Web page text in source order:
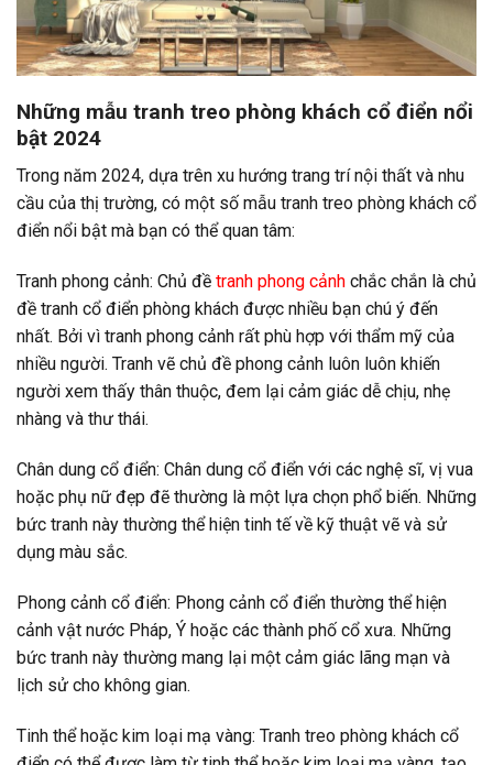
Những mẫu tranh treo phòng khách cổ điển nổi
bật 2024
Trong năm 2024, dựa trên xu hướng trang trí nội thất và nhu
cầu của thị trường, có một số mẫu tranh treo phòng khách cổ
điển nổi bật mà bạn có thể quan tâm:
Tranh phong cảnh: Chủ đề tranh phong cảnh chắc chắn là chủ
đề tranh cổ điển phòng khách được nhiều bạn chú ý đến
nhất. Bởi vì tranh phong cảnh rất phù hợp với thẩm mỹ của
nhiều người. Tranh vẽ chủ đề phong cảnh luôn luôn khiến
người xem thấy thân thuộc, đem lại cảm giác dễ chịu, nhẹ
nhàng và thư thái.
Chân dung cổ điển: Chân dung cổ điển với các nghệ sĩ, vị vua
hoặc phụ nữ đẹp đẽ thường là một lựa chọn phổ biến. Những
bức tranh này thường thể hiện tinh tế về kỹ thuật vẽ và sử
dụng màu sắc.
Phong cảnh cổ điển: Phong cảnh cổ điển thường thể hiện
cảnh vật nước Pháp, Ý hoặc các thành phố cổ xưa. Những
bức tranh này thường mang lại một cảm giác lãng mạn và
lịch sử cho không gian.
Tinh thể hoặc kim loại mạ vàng: Tranh treo phòng khách cổ